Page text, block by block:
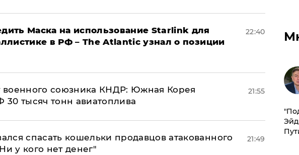
Маска на использование Starlink для
в РФ – The Atlantic узнал о позиции
22:40
военного союзника КНДР: Южная Корея
30 тысяч тонн авиатоплива
21:55
спасать кошельки продавцов атакованного
у кого нет денег"
21:49